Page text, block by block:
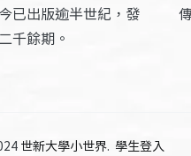
已出版逾半世紀，發
千餘期。
世新大學小世界. 學生登入